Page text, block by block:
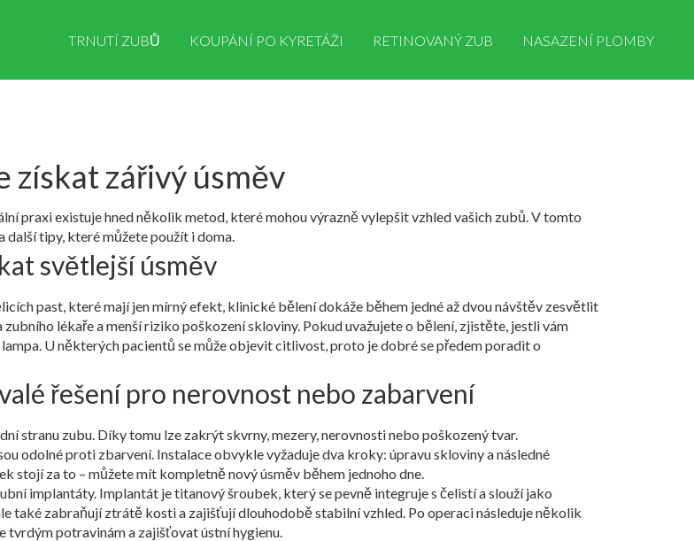
TRNUTÍ ZUBŮ KOUPÁNÍ PO KYRETÁŽI RETINOVANÝ ZUB NASAZENÍ PLOMBY
získat zářivý úsměv
praxi existuje hned několik metod, které mohou výrazně vylepšit vzhled vašich zubů. V tomto
další tipy, které můžete použít i doma.
světlejší úsměv
past, které mají jen mírný efekt, klinické bělení dokáže během jedné až dvou návštěv zesvětlit
lékaře a menší riziko poškození skloviny. Pokud uvažujete o bělení, zjistěte, jestli vám
U některých pacientů se může objevit citlivost, proto je dobré se předem poradit o
řešení pro nerovnost nebo zabarvení
stranu zubu. Díky tomu lze zakrýt skvrny, mezery, nerovnosti nebo poškozený tvar.
odolné proti zbarvení. Instalace obvykle vyžaduje dva kroky: úpravu skloviny a následné
stojí za to – můžete mít kompletně nový úsměv během jednoho dne.
implantáty. Implantát je titanový šroubek, který se pevně integruje s čelistí a slouží jako
také zabraňují ztrátě kosti a zajišťují dlouhodobě stabilní vzhled. Po operaci následuje několik
tvrdým potravinám a zajišťovat ústní hygienu.